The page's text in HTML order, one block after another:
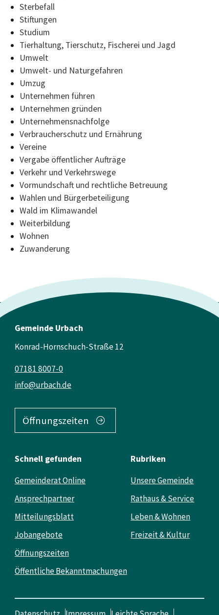
Sterbefall
Stiftungen
Studium
Tierhaltung, Tierschutz, Fischerei und Jagd
Umwelt
Umwelt- und Naturgefahren
Umzug
Unternehmen führen
Unternehmen gründen
Unternehmensnachfolge
Verbraucherschutz und Ernährung
Vereine
Vergabe öffentlicher Aufträge
Verkehr und Verkehrswege
Vormundschaft und rechtliche Betreuung
Wahlen und Bürgerbeteiligung
Wald im Klimawandel
Weiterbildung
Wohnen
Zuwanderung
Gemeinde Urbach
Konrad-Hornschuch-Straße 12
info@urbach.de
07181 8007-0
Öffnungszeiten
Schnell gefunden
Gemeinderat Online
Ansprechpartner
Mitteilungsblatt
Jobangebote
Öffnungszeiten
Öffentliche Bekanntmachungen
Rubriken
Unsere Gemeinde
Rathaus & Service
Leben & Wohnen
Freizeit & Kultur